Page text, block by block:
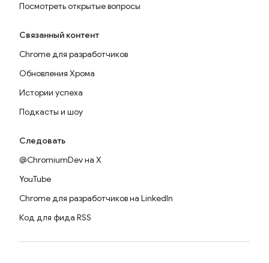
Посмотреть открытые вопросы
Связанный контент
Chrome для разработчиков
Обновления Хрома
Истории успеха
Подкасты и шоу
Следовать
@ChromiumDev на X
YouTube
Chrome для разработчиков на LinkedIn
Код для фида RSS